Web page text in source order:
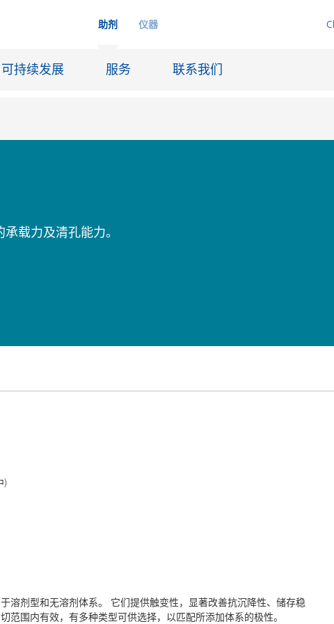
助剂 仪器
可持续发展 服务 联系我们
渍载力及清孔能力。
)
溶剂型和无溶剂体系。 它们提供触变性，显著改善抗沉降性、储存稳
范围内有效，有多种类型可供选择，以匹配所添加体系的极性。